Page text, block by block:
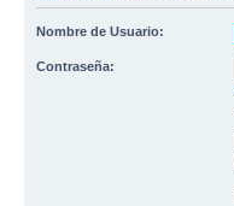
Nombre de Usuario:
Contraseña: